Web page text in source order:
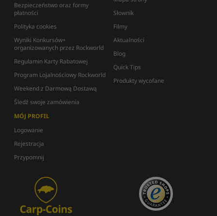
Bezpieczeństwo oraz formy
płatności
Polityka cookies
Wyniki Konkursów+
organizowanych przez Rockworld
Regulamin Karty Rabatowej
Program Lojalnościowy Rockworld
Weekend z Darmową Dostawą
Śledź swoje zamówienia
Słownik
Filmy
Aktualności
Blog
Quick Tips
Produkty wycofane
MÓJ PROFIL
Logowanie
Rejestracja
Przypomnij